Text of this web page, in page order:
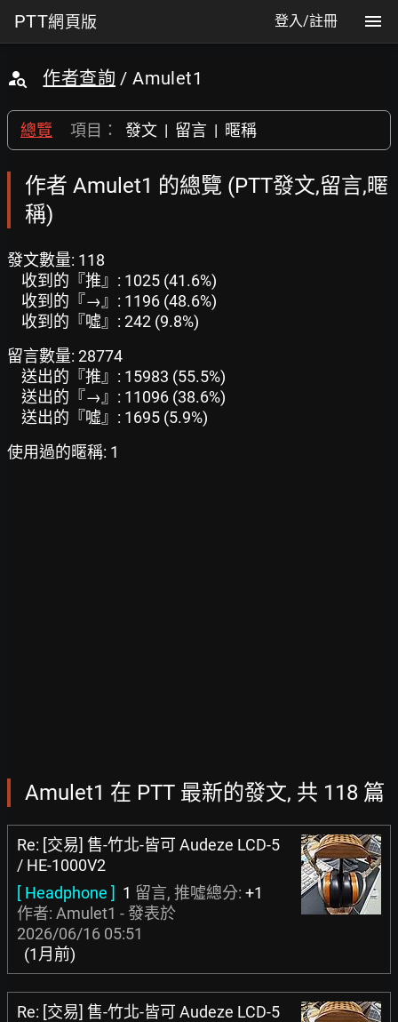
PTT網頁版 登入/註冊
作者查詢 / Amulet1
總覽 項目： 發文 | 留言 | 暱稱
作者 Amulet1 的總覽 (PTT發文,留言,暱
稱)
發文數量: 118
收到的『推』: 1025 (41.6%)
收到的『→』: 1196 (48.6%)
收到的『噓』: 242 (9.8%)
留言數量: 28774
送出的『推』: 15983 (55.5%)
送出的『→』: 11096 (38.6%)
送出的『噓』: 1695 (5.9%)
使用過的暱稱: 1
Amulet1 在 PTT 最新的發文, 共 118 篇
Re: [交易] 售-竹北-皆可 Audeze LCD-5
/ HE-1000V2
[ Headphone ] 1 留言, 推噓總分: +1
作者: Amulet1 - 發表於
2026/06/16 05:51
(1月前)
Re: [交易] 售-竹北-皆可 Audeze LCD-5